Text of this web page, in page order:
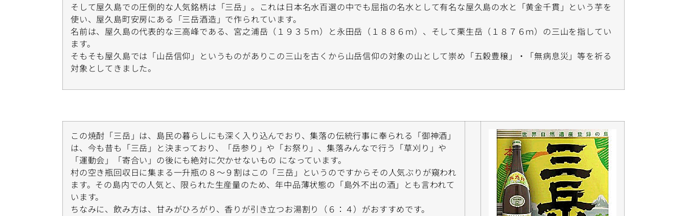
そして屋久島での圧倒的な人気銘柄は「三岳」。これは日本名水百選の中でも屈指の名水として有名な屋久島の水と「黄金千貫」という芋を
使い、屋久島町安房にある「三岳酒造」で作られています。
名前は、屋久島の代表的な三高峰である、宮之浦岳（１９３５ｍ）と永田岳（１８８６ｍ）、そして栗生岳（１８７６ｍ）の三山を指してい
ます。
そもそも屋久島では「山岳信仰」というものがありこの三山を古くから山岳信仰の対象の山として崇め「五穀豊穣」・「無病息災」等を祈る
対象としてきました。
この焼酎「三岳」は、島民の暮らしにも深く入り込んでおり、集落の伝統行事に奉られる「御神酒」
は、今も昔も「三岳」と決まっており、「岳参り」や「お祭り」、集落みんなで行う「草刈り」や
「運動会」「寄合い」の後にも絶対に欠かせないもの になっています。
村の空き瓶回収日に集まる一升瓶の８～９割はこの「三岳」というのですからその人気ぶりが窺われ
ます。その島内での人気と、限られた生産量のため、年中品薄状態の「島外不出の酒」とも言われて
います。
ちなみに、飲み方は、甘みがひろがり、香りが引き立つお湯割り（６：４）がおすすめです。